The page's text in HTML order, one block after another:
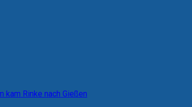
Rinke nach Gießen